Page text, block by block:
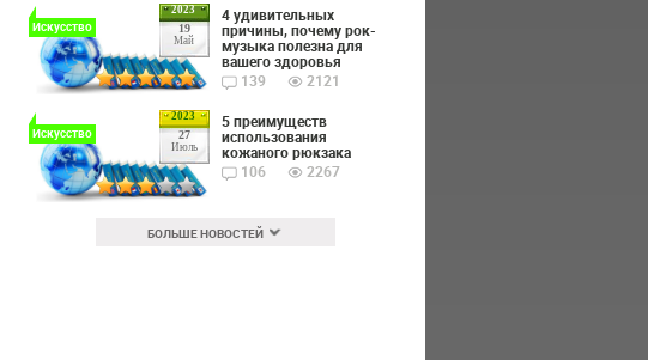
2023
19
Май
Искусство
4 удивительных
причины, почему рок-
музыка полезна для
вашего здоровья
139
2121
2023
27
Июль
Искусство
5 преимуществ
использования
кожаного рюкзака
106
2267
БОЛЬШЕ НОВОСТЕЙ